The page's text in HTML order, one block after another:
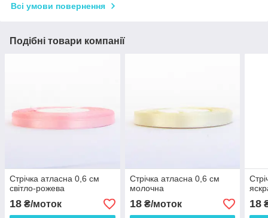
Всі умови повернення
Подібні товари компанії
Стрічка атласна 0,6 см
світло-рожева
18 ₴/моток
Стрічка атласна 0,6 см
молочна
18₴/моток 18